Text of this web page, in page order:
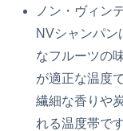
ノン・ヴィン
NVシャンパン
なフルーツの
が適正な温度で
繊細な香りや
れる温度帯です